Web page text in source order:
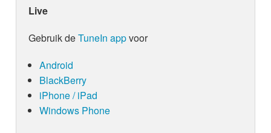
Live
Gebruik deTuneIn appvoor
Android
BlackBerry
iPhone / iPad
Windows Phone